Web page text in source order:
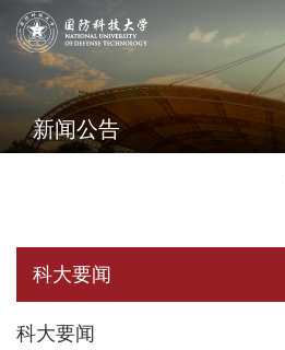
新闻公告
科大要闻
科大要闻